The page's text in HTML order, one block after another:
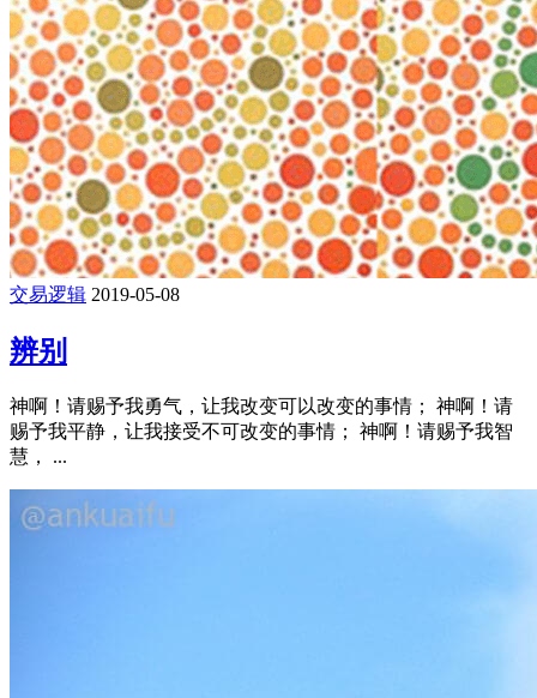
交易逻辑 2019-05-08
辨别
神啊！请赐予我勇气，让我改变可以改变的事情； 神啊！请
赐予我平静，让我接受不可改变的事情； 神啊！请赐予我智
慧， ...